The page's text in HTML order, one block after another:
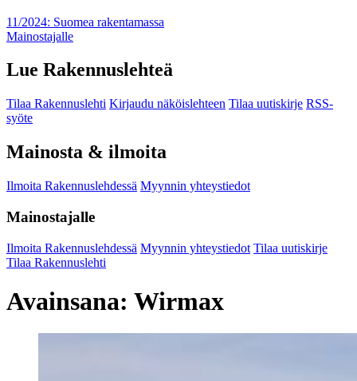
11/2024: Suomea rakentamassa
Mainostajalle
Lue Rakennuslehteä
Tilaa Rakennuslehti Kirjaudu näköislehteen Tilaa uutiskirje RSS-
syöte
Mainosta & ilmoita
Ilmoita Rakennuslehdessä Myynnin yhteystiedot
Mainostajalle
Ilmoita Rakennuslehdessä Myynnin yhteystiedot Tilaa uutiskirje
Tilaa Rakennuslehti
Avainsana: Wirmax